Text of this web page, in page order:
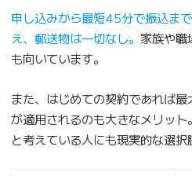
申し込みから最短45分で振込ま
え、郵送物は一切なし。 家族や職
も向いています。
また、はじめての契約であれば
が適用されるのも大きなメリッ
と考えている人にも現実的な選択